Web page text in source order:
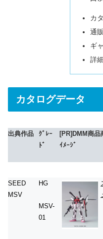
カ
通
ギ
詳
カタログデータ
出典作品
ｸﾞﾚｰ
ﾄﾞ
[PR]DMM商品
ｲﾒｰｼﾞ
SEED
MSV
HG
MSV-
01